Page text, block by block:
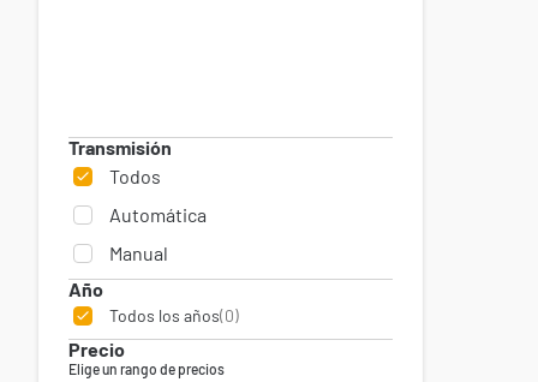
Transmisión
Todos
Automática
Manual
Año
Todos los años(0)
Precio
Elige un rango de precios